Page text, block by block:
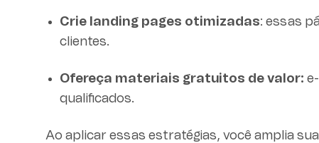
Crie landing pages otimizadas: essas
clientes.
Ofereça materiais gratuitos de valor:
qualificados.
Ao aplicar essas estratégias, você amplia